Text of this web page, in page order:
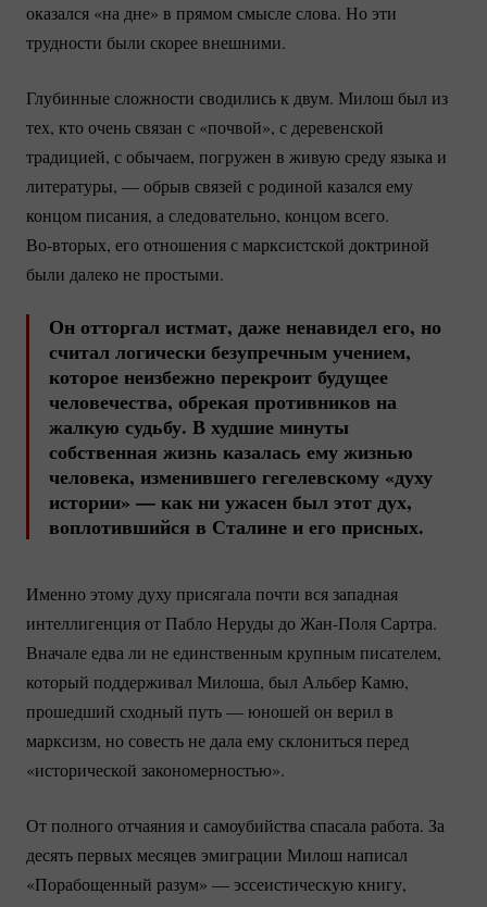
оказался «на дне» в прямом смысле слова. Но эти
трудности были скорее внешними.
Глубинные сложности сводились к двум. Милош был из
тех, кто очень связан с «почвой», с деревенской
традицией, с обычаем, погружен в живую среду языка и
литературы, — обрыв связей с родиной казался ему
концом писания, а следовательно, концом всего.
Во-вторых, его отношения с марксистской доктриной
были далеко не простыми.
Он отторгал истмат, даже ненавидел его, но
считал логически безупречным учением,
которое неизбежно перекроит будущее
человечества, обрекая противников на
жалкую судьбу. В худшие минуты
собственная жизнь казалась ему жизнью
человека, изменившего гегелевскому «духу
истории» — как ни ужасен был этот дух,
воплотившийся в Сталине и его присных.
Именно этому духу присягала почти вся западная
интеллигенция от Пабло Неруды доЖан-ПоляСартра.
Вначале едва ли не единственным крупным писателем,
который поддерживал Милоша, был Альбер Камю,
прошедший сходный путь — юношей он верил в
марксизм, но совесть не дала ему склониться перед
«исторической закономерностью».
От полного отчаяния и самоубийства спасала работа. За
десять первых месяцев эмиграции Милош написал
«Порабощенный разум» — эссеистическую книгу,